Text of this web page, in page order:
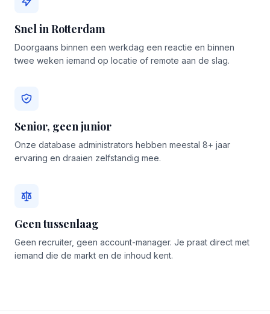
Snel in Rotterdam
Doorgaans binnen een werkdag een reactie en binnen
twee weken iemand op locatie of remote aan de slag.
Senior, geen junior
Onze database administrators hebben meestal 8+ jaar
ervaring en draaien zelfstandig mee.
Geen tussenlaag
Geen recruiter, geen account-manager. Je praat direct met
iemand die de markt en de inhoud kent.